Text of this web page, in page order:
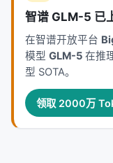
荐系统交叉地带
在 LLM 时代重新
职责边界」这一
斗：召回负责覆
而 LLM 时代的新
否检索、检索几
相关工作纵览
神经信息检索经
智谱 GLM-5 已
在智谱开放平台
模型 GLM-5 在推
型 SOTA。
领取 2000万